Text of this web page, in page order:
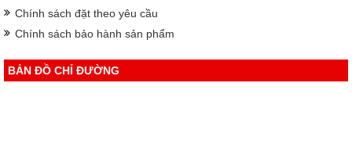
Chính sách đặt theo yêu cầu
Chính sách bảo hành sản phẩm
BẢN ĐỒ CHỈ ĐƯỜNG